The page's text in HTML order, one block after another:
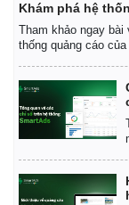
Pháp luật
Vụ án
Tin nóng
Khám phá hệ
Tham khảo ngay bài
thống quảng cáo